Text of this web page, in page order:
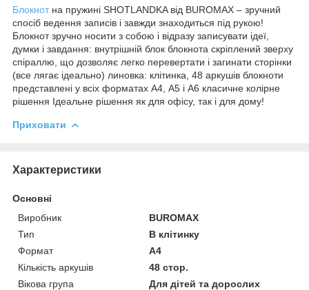
Блокнотна пружині SHOTLANDKA від BUROMAX – зручний
спосіб ведення записів і завжди знаходиться під рукою!
Блокнот зручно носити з собою і відразу записувати ідеї,
думки і завдання: внутрішній блок блокнота скріплений зверху
спіраллю, що дозволяє легко перевертати і загинати сторінки
(все лягає ідеально) линовка: клітинка, 48 аркушів блокноти
представлені у всіх форматах А4, А5 і А6 класичне колірне
рішення Ідеальне рішення як для офісу, так і для дому!
Приховати
Характеристики
Основні
Виробник
BUROMAX
Тип
В клітинку
Формат
A4
Кількість аркушів
48 стор.
Вікова група
Для дітей та дорослих